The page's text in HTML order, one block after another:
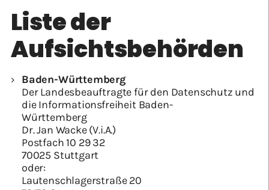
Liste der
Aufsichtsbehörden
Baden-Württemberg
Der Landesbeauftragte für den Datenschutz und
die Informationsfreiheit Baden-
Württemberg
Dr. Jan Wacke (V.i.A.)
Postfach 10 29 32
70025 Stuttgart
oder:
Lautenschlagerstraße 20